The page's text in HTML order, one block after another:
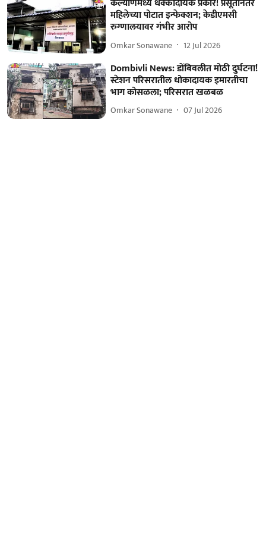
कल्याणमध्ये धक्कादायक प्रकार! प्रसूतीनंतर
महिलेच्या पोटात इन्फेक्शन; केडीएमसी
रुग्णालयावर गंभीर आरोप
Omkar Sonawane 12 Jul 2026
Dombivli News: डोंबिवलीत मोठी दुर्घटना!
स्टेशन परिसरातील धोकादायक इमारतीचा
भाग कोसळला; परिसरात खळबळ
Omkar Sonawane 07 Jul 2026